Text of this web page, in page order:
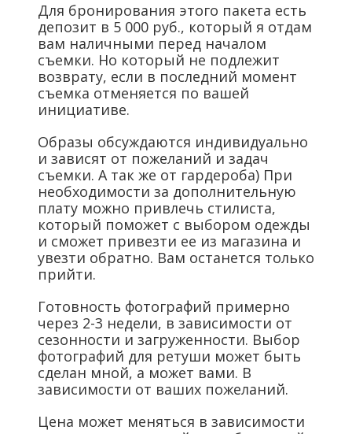
Для бронирования этого пакета есть
депозит в 5 000 руб., который я отдам
вам наличными перед началом
съемки. Но который не подлежит
возврату, если в последний момент
съемка отменяется по вашей
инициативе.
Образы обсуждаются индивидуально
и зависят от пожеланий и задач
съемки. А так же от гардероба) При
необходимости за дополнительную
плату можно привлечь стилиста,
который поможет с выбором одежды
и сможет привезти ее из магазина и
увезти обратно. Вам останется только
прийти.
Готовность фотографий примерно
через 2-3 недели, в зависимости от
сезонности и загруженности. Выбор
фотографий для ретуши может быть
сделан мной, а может вами. В
зависимости от ваших пожеланий.
Цена может меняться в зависимости